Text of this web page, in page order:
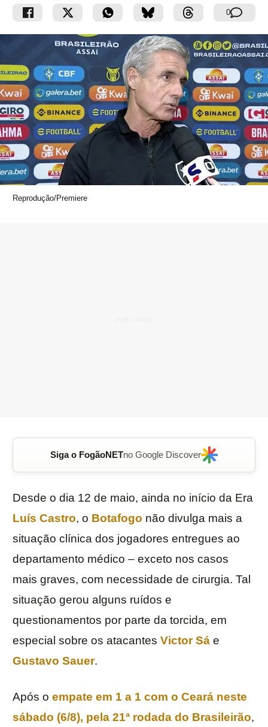
0
Reprodução/Premiere
Siga o FogãoNETno Google Discover
Desde o dia 12 de maio, ainda no início da Era
Luís Castro, o Botafogo não divulga mais a
situação clínica dos jogadores entregues ao
departamento médico – exceto nos casos
mais graves, com necessidade de cirurgia. Tal
situação gerou alguns ruídos e
questionamentos por parte da torcida, em
especial sobre os atacantes Victor Sá e
Gustavo Sauer.
Após o empate em 1 a 1 com o Ceará neste
sábado (6/8), pela 21ª rodada do Brasileirão,